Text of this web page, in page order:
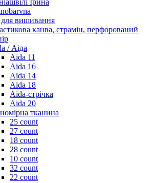
вишивання
канва, страмін, перфорований
/ Аіда
Aida 11
Aida 16
Aida 14
Aida 18
Aida-стрічка
Aida 20
тканина
25 count
27 count
18 count
28 count
10 count
32 count
22 count